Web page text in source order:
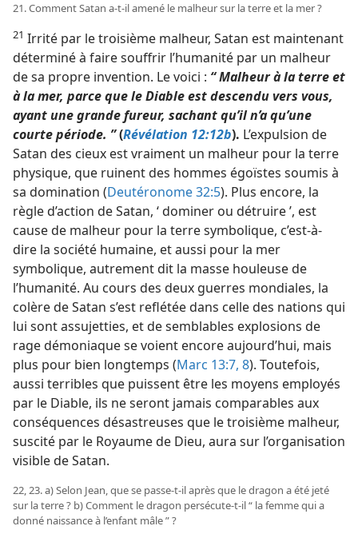
21. Comment Satan a-​t-​il amené le malheur sur la terre et la mer ?
21 Irrité par le troisième malheur, Satan est maintenant
déterminé à faire souffrir l’humanité par un malheur
de sa propre invention. Le voici : “ Malheur à la terre et
à la mer, parce que le Diable est descendu vers vous,
ayant une grande fureur, sachant qu’il n’a qu’une
courte période. ”(Révélation 12:12b). L’expulsion de
Satan des cieux est vraiment un malheur pour la terre
physique, que ruinent des hommes égoïstes soumis à
sa domination (Deutéronome 32:5). Plus encore, la
règle d’action de Satan, ‘ dominer ou détruire ’, est
cause de malheur pour la terre symbolique, c’est-à-
dire la société humaine, et aussi pour la mer
symbolique, autrement dit la masse houleuse de
l’humanité. Au cours des deux guerres mondiales, la
colère de Satan s’est reflétée dans celle des nations qui
lui sont assujetties, et de semblables explosions de
rage démoniaque se voient encore aujourd’hui, mais
plus pour bien longtemps (Marc 13:7, 8). Toutefois,
aussi terribles que puissent être les moyens employés
par le Diable, ils ne seront jamais comparables aux
conséquences désastreuses que le troisième malheur,
suscité par le Royaume de Dieu, aura sur l’organisation
visible de Satan.
22, 23. a) Selon Jean, que se passe-​t-​il après que le dragon a été jeté
sur la terre ? b) Comment le dragon persécute-​t-​il “ la femme qui a
donné naissance à l’enfant mâle ” ?